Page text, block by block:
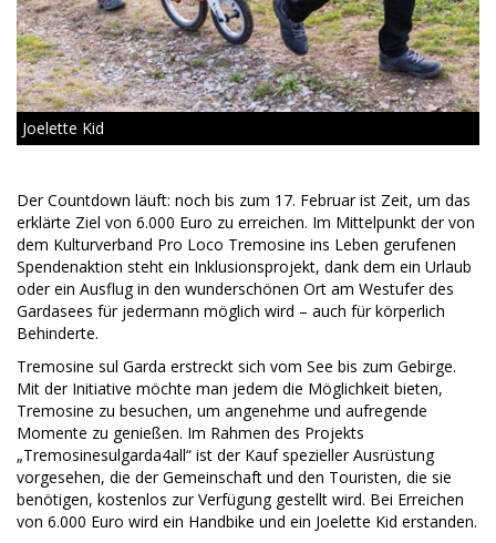
Joelette Kid
Der Countdown läuft: noch bis zum 17. Februar ist Zeit, um das
erklärte Ziel von 6.000 Euro zu erreichen. Im Mittelpunkt der von
dem Kulturverband Pro Loco Tremosine ins Leben gerufenen
Spendenaktion steht ein Inklusionsprojekt, dank dem ein Urlaub
oder ein Ausflug in den wunderschönen Ort am Westufer des
Gardasees für jedermann möglich wird – auch für körperlich
Behinderte.
Tremosine sul Garda erstreckt sich vom See bis zum Gebirge.
Mit der Initiative möchte man jedem die Möglichkeit bieten,
Tremosine zu besuchen, um angenehme und aufregende
Momente zu genießen. Im Rahmen des Projekts
„Tremosinesulgarda4all“ ist der Kauf spezieller Ausrüstung
vorgesehen, die der Gemeinschaft und den Touristen, die sie
benötigen, kostenlos zur Verfügung gestellt wird. Bei Erreichen
von 6.000 Euro wird ein Handbike und ein Joelette Kid erstanden.